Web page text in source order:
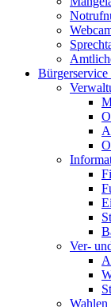
Ver-
Wahlen